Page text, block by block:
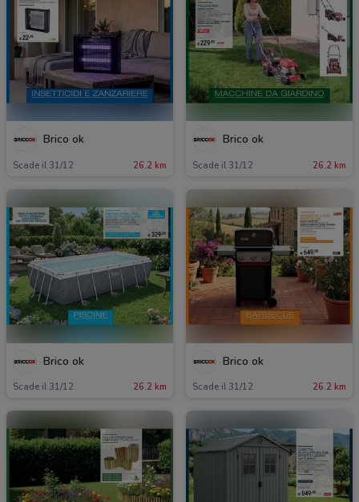
Brico ok
Scade il 31/12 26.2 km
Brico ok
Scade il 31/12 26.2 km
Brico ok
Scade il 31/12 26.2 km
Brico ok
Scade il 31/12 26.2 km